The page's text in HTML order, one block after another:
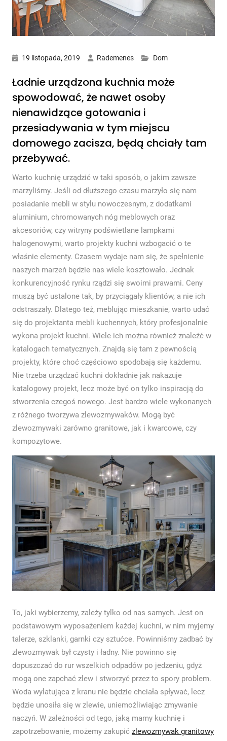
19 listopada, 2019 Rademenes Dom
Ładnie urządzona kuchnia może
spowodować, że nawet osoby
nienawidzące gotowania i
przesiadywania w tym miejscu
domowego zacisza, będą chciały tam
przebywać.
Warto kuchnię urządzić w taki sposób, o jakim zawsze
marzyliśmy. Jeśli od dłuższego czasu marzyło się nam
posiadanie mebli w stylu nowoczesnym, z dodatkami
aluminium, chromowanych nóg meblowych oraz
akcesoriów, czy witryny podświetlane lampkami
halogenowymi, warto projekty kuchni wzbogacić o te
właśnie elementy. Czasem wydaje nam się, że spełnienie
naszych marzeń będzie nas wiele kosztowało. Jednak
konkurencyjność rynku rządzi się swoimi prawami. Ceny
muszą być ustalone tak, by przyciągały klientów, a nie ich
odstraszały. Dlatego też, meblując mieszkanie, warto udać
się do projektanta mebli kuchennych, który profesjonalnie
wykona projekt kuchni. Wiele ich można również znaleźć w
katalogach tematycznych. Znajdą się tam z pewnością
projekty, które choć częściowo spodobają się każdemu.
Nie trzeba urządzać kuchni dokładnie jak nakazuje
katalogowy projekt, lecz może być on tylko inspiracją do
stworzenia czegoś nowego. Jest bardzo wiele wykonanych
z różnego tworzywa zlewozmywaków. Mogą być
zlewozmywaki zarówno granitowe, jak i kwarcowe, czy
kompozytowe.
To, jaki wybierzemy, zależy tylko od nas samych. Jest on
podstawowym wyposażeniem każdej kuchni, w nim myjemy
talerze, szklanki, garnki czy sztućce. Powinniśmy zadbać by
zlewozmywak był czysty i ładny. Nie powinno się
dopuszczać do rur wszelkich odpadów po jedzeniu, gdyż
mogą one zapchać zlew i stworzyć przez to spory problem.
Woda wylatująca z kranu nie będzie chciała spływać, lecz
będzie unosiła się w zlewie, uniemożliwiając zmywanie
naczyń. W zależności od tego, jaką mamy kuchnię i
zapotrzebowanie, możemy zakupić zlewozmywak granitowy